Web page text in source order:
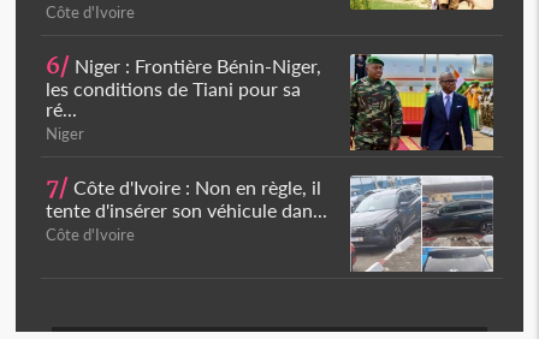
Côte d'Ivoire
6/ Niger : Frontière Bénin-Niger,
les conditions de Tiani pour sa
ré...
Niger
7/ Côte d'Ivoire : Non en règle, il
tente d'insérer son véhicule dan...
Côte d'Ivoire